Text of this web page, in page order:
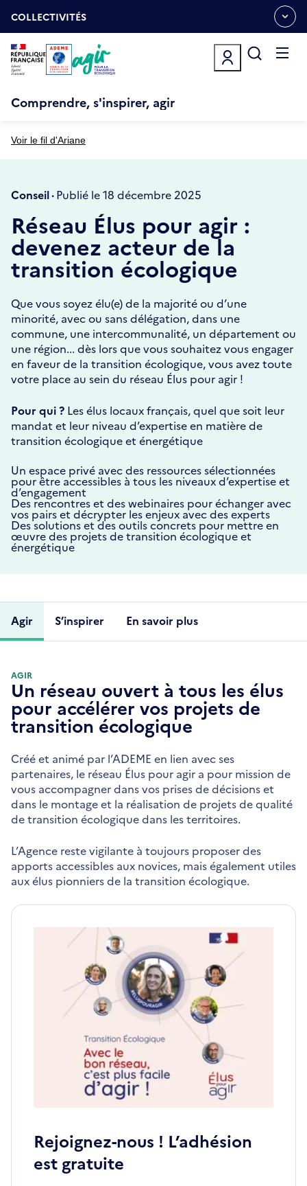
auOUVRIR
LE
MENU
ESPACE
COLLECTIVITÉS
Comprendre, s'inspirer, agir
Voir le fil d'Ariane
Conseil ·Publié le 18 décembre 2025
Réseau Élus pour agir :
devenez acteur de la
transition écologique
Que vous soyez élu(e) de la majorité ou d’une
minorité, avec ou sans délégation, dans une
commune, une intercommunalité, un département ou
une région... dès lors que vous souhaitez vous engager
en faveur de la transition écologique, vous avez toute
votre place au sein du réseau Élus pour agir !
Pour qui ? Les élus locaux français, quel que soit leur
mandat et leur niveau d’expertise en matière de
transition écologique et énergétique
Un espace privé avec des ressources sélectionnées
pour être accessibles à tous les niveaux d’expertise et
d’engagement
Des rencontres et des webinaires pour échanger avec
vos pairs et décrypter les enjeux avec des experts
Des solutions et des outils concrets pour mettre en
œuvre des projets de transition écologique et
énergétique
Agir S’inspirer En savoir plus
AGIR
Un réseau ouvert à tous les élus
pour accélérer vos projets de
transition écologique
Créé et animé par l’ADEME en lien avec ses
partenaires, le réseau Élus pour agir a pour mission de
vous accompagner dans vos prises de décisions et
dans le montage et la réalisation de projets de qualité
de transition écologique dans les territoires.
L’Agence reste vigilante à toujours proposer des
apports accessibles aux novices, mais également utiles
aux élus pionniers de la transition écologique.
Rejoignez-nous ! L’adhésion
est gratuite